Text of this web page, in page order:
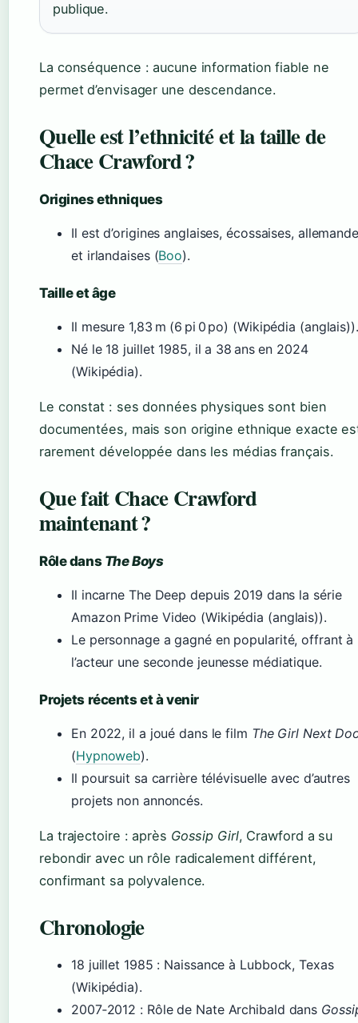
publique.
La conséquence : aucune information fiable ne
permet d’envisager une descendance.
Quelle est l’ethnicité et la taille de
Chace Crawford ?
Origines ethniques
Il est d’origines anglaises, écossaises,
et irlandaises (Boo).
Taille et âge
Il mesure 1,83 m (6 pi 0 po) (Wikipédia (anglais)).
Né le 18 juillet 1985, il a 38 ans en 2024
(Wikipédia).
Le constat : ses données physiques sont bien
documentées, mais son origine ethnique exacte
rarement développée dans les médias français.
Que fait Chace Crawford
maintenant ?
Rôle dans The Boys
Il incarne The Deep depuis 2019 dans la série
Amazon Prime Video (Wikipédia (anglais)).
Le personnage a gagné en popularité, offrant à
l’acteur une seconde jeunesse médiatique.
Projets récents et à venir
En 2022, il a joué dans le film The Girl Next
(Hypnoweb).
Il poursuit sa carrière télévisuelle avec d’autres
projets non annoncés.
La trajectoire : après Gossip Girl, Crawford a su
rebondir avec un rôle radicalement différent,
confirmant sa polyvalence.
Chronologie
18 juillet 1985 : Naissance à Lubbock, Texas
(Wikipédia).
2007‑2012 : Rôle de Nate Archibald dans